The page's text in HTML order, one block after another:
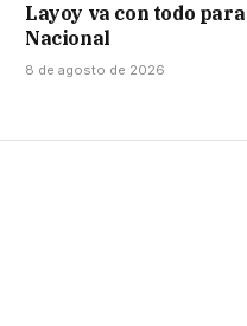
Layoy va con todo
Nacional
8 de agosto de 2026